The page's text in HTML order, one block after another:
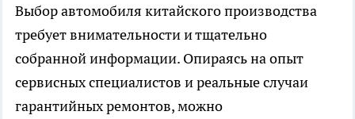
Выбор автомобиля китайского производства
требует внимательности и тщательно
собранной информации. Опираясь на опыт
сервисных специалистов и реальные случаи
гарантийных ремонтов, можно